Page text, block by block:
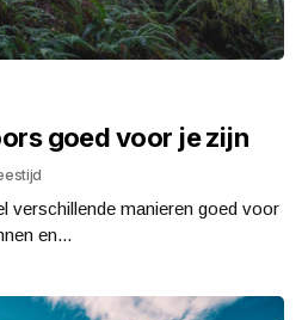
goed voor je zijn
verschillende manieren goed voor
en...